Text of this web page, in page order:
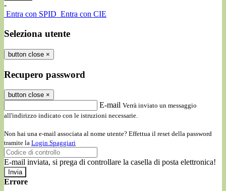
-
Entra con SPID Entra con CIE
Seleziona utente
button close ×
Recupero password
button close ×
E-mail Verrà inviato un messaggio
all'indirizzo indicato con le istruzioni necessarie.
Non hai una e-mail associata al nome utente? Effettua il reset della password
tramite la Login Spaggiari
E-mail inviata, si prega di controllare la casella di posta elettronica!
Errore